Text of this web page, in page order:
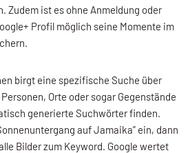
Zudem ist es ohne Anmeldung oder
Profil möglich seine Momente im
birgt eine spezifische Suche über
Orte oder sogar Gegenstände
generierte Suchwörter finden.
auf Jamaika” ein, dann
Bilder zum Keyword. Google wertet